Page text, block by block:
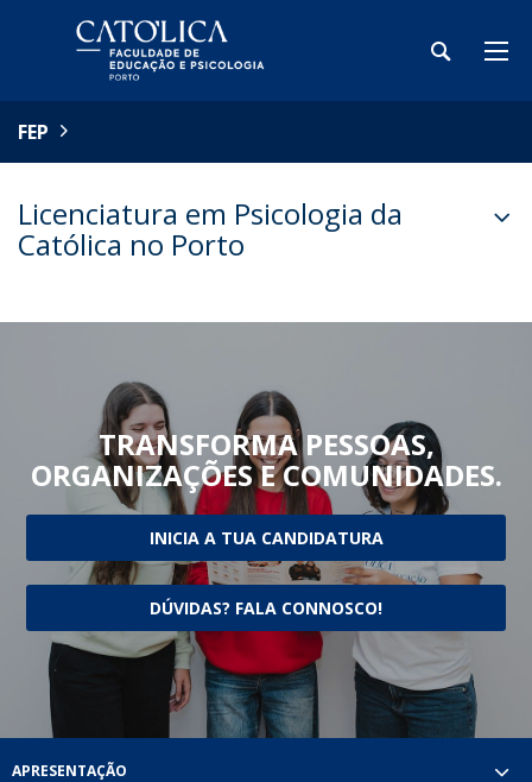
FEP
Licenciatura em Psicologia da
Católica no Porto
TRANSFORMA PESSOAS,
ORGANIZAÇÕES E COMUNIDADES.
INICIA A TUA CANDIDATURA
DÚVIDAS? FALA CONNOSCO!
APRESENTAÇÃO